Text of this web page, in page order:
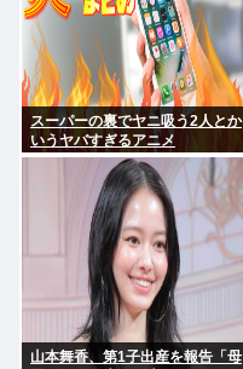
スーパーの裏でヤニ吸う2人とか
いうヤバすぎるアニメ
山本舞香、第1子出産を報告「母